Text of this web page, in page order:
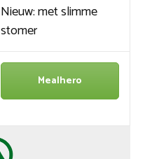
Nieuw: met slimme
stomer
Mealhero